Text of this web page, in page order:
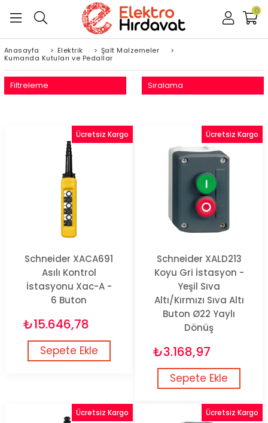
0
Anasayfa > Elektrik > Şalt Malzemeler
>
Kumanda Kutuları ve Pedallar
Filtreleme Sıralama
Schneider XACA691
Asılı Kontrol
İstasyonu Xac-A -
6 Buton
₺15.646,78
Sepete Ekle
Ücretsiz Kargo
Schneider XALD213
Koyu Gri İstasyon -
Yeşil Sıva
Altı/Kırmızı Sıva Altı
Buton Ø22 Yaylı
Dönüş
₺3.168,97
Sepete Ekle
Ücretsiz Kargo
Ücretsiz Kargo Ücretsiz Kargo